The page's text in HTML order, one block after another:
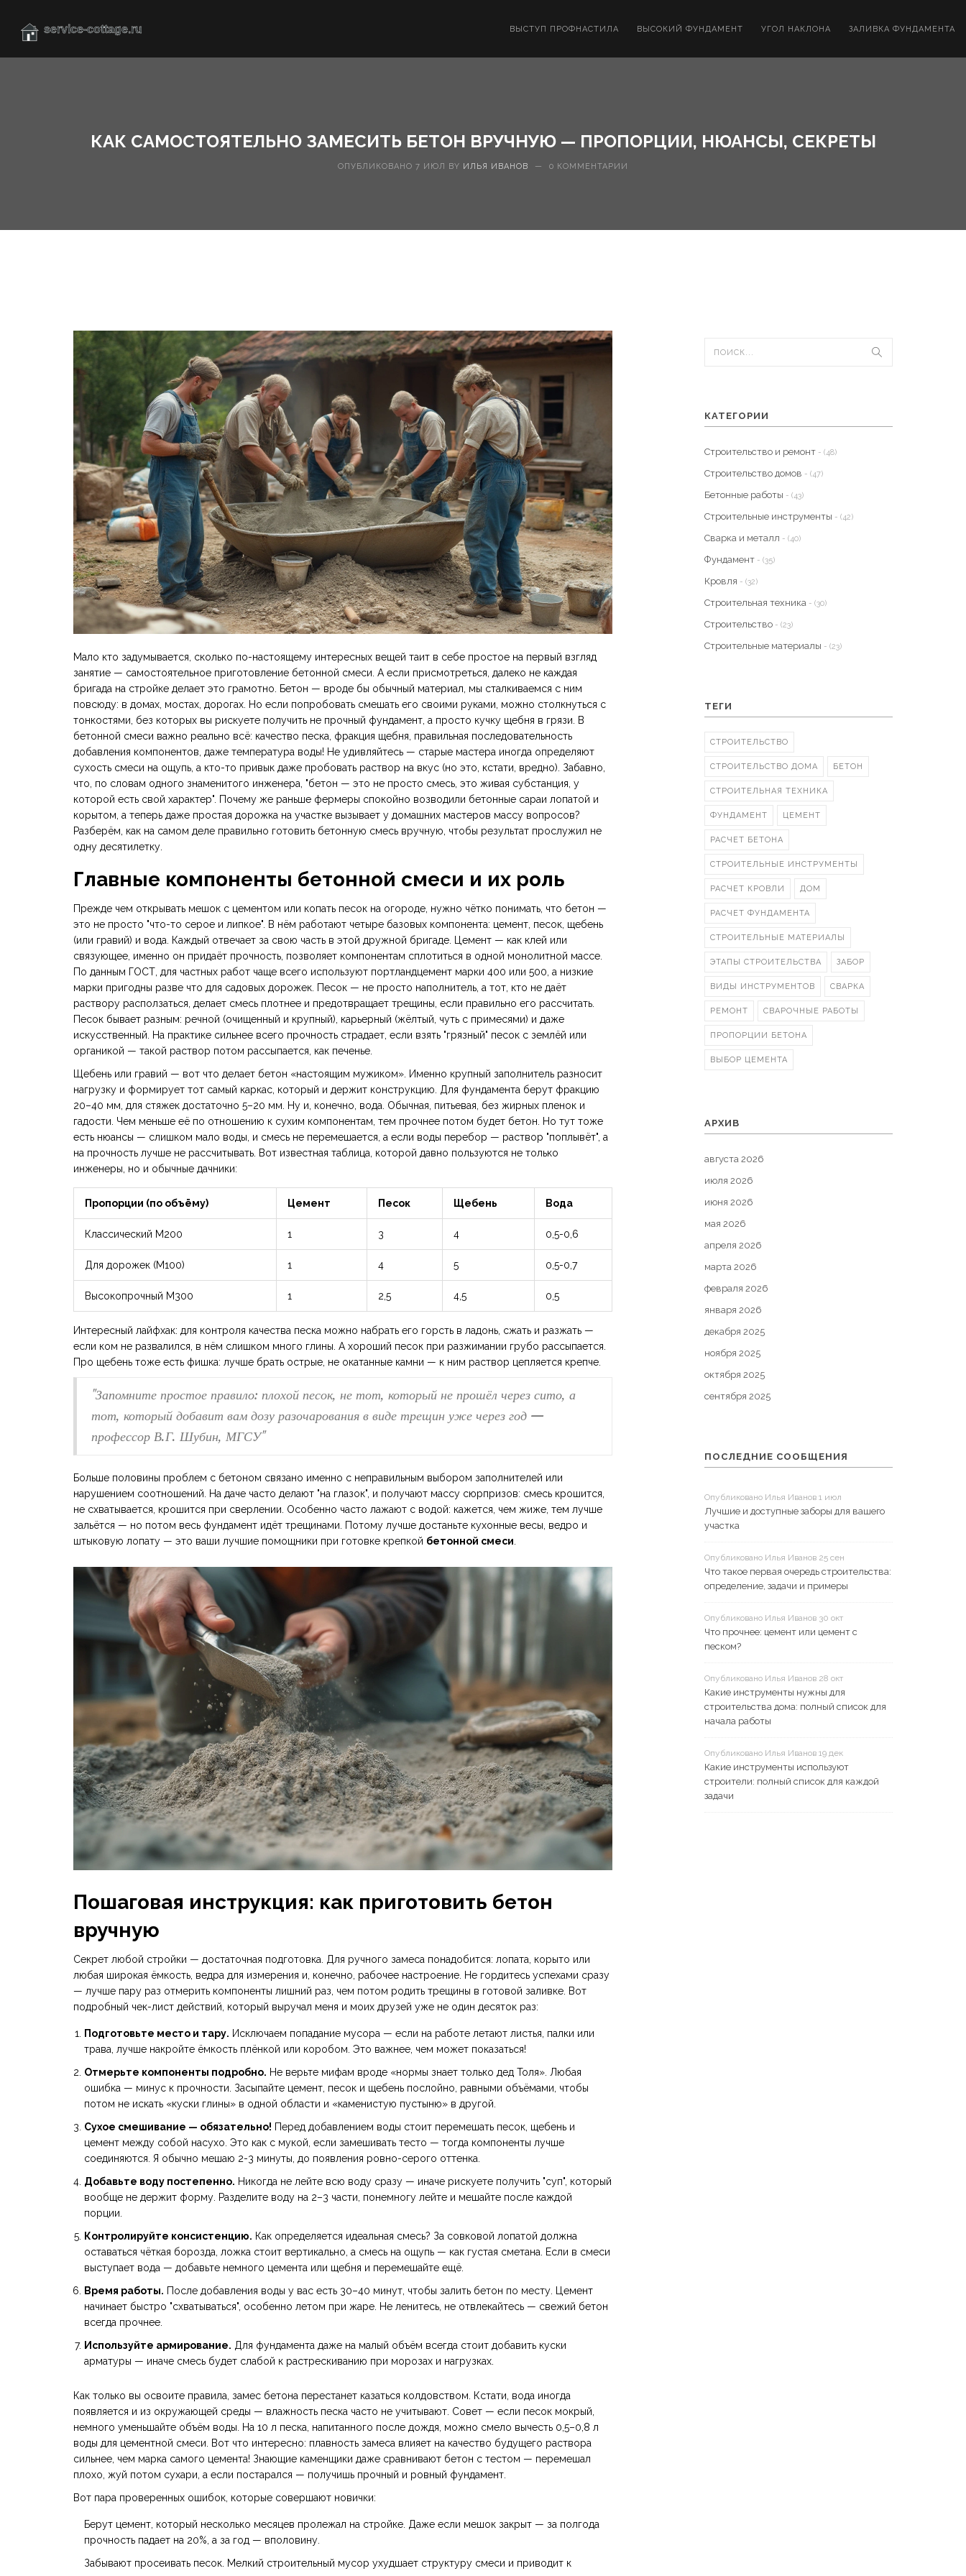
ВЫСТУП ПРОФНАСТИЛА ВЫСОКИЙ ФУНДАМЕНТ УГОЛ НАКЛОНА ЗАЛИВКА ФУНДАМЕНТА
КАК САМОСТОЯТЕЛЬНО ЗАМЕСИТЬ БЕТОН ВРУЧНУЮ — ПРОПОРЦИИ, НЮАНСЫ, СЕКРЕТЫ
ОПУБЛИКОВАНО 7 ИЮЛ BY ИЛЬЯ ИВАНОВ — 0 КОММЕНТАРИИ
Мало кто задумывается, сколько по-настоящему интересных вещей таит в себе простое на первый взгляд
занятие — самостоятельное приготовление бетонной смеси. А если присмотреться, далеко не каждая
бригада на стройке делает это грамотно. Бетон — вроде бы обычный материал, мы сталкиваемся с ним
повсюду: в домах, мостах, дорогах. Но если попробовать смешать его своими руками, можно столкнуться с
тонкостями, без которых вы рискуете получить не прочный фундамент, а просто кучку щебня в грязи. В
бетонной смеси важно реально всё: качество песка, фракция щебня, правильная последовательность
добавления компонентов, даже температура воды! Не удивляйтесь — старые мастера иногда определяют
сухость смеси на ощупь, а кто-то привык даже пробовать раствор на вкус (но это, кстати, вредно). Забавно,
что, по словам одного знаменитого инженера, "бетон — это не просто смесь, это живая субстанция, у
которой есть свой характер". Почему же раньше фермеры спокойно возводили бетонные сараи лопатой и
корытом, а теперь даже простая дорожка на участке вызывает у домашних мастеров массу вопросов?
Разберём, как на самом деле правильно готовить бетонную смесь вручную, чтобы результат прослужил не
одну десятилетку.
Главные компоненты бетонной смеси и их роль
Прежде чем открывать мешок с цементом или копать песок на огороде, нужно чётко понимать, что бетон —
это не просто "что-то серое и липкое". В нём работают четыре базовых компонента: цемент, песок, щебень
(или гравий) и вода. Каждый отвечает за свою часть в этой дружной бригаде. Цемент — как клей или
связующее, именно он придаёт прочность, позволяет компонентам сплотиться в одной монолитной массе.
По данным ГОСТ, для частных работ чаще всего используют портландцемент марки 400 или 500, а низкие
марки пригодны разве что для садовых дорожек. Песок — не просто наполнитель, а тот, кто не даёт
раствору расползаться, делает смесь плотнее и предотвращает трещины, если правильно его рассчитать.
Песок бывает разным: речной (очищенный и крупный), карьерный (жёлтый, чуть с примесями) и даже
искусственный. На практике сильнее всего прочность страдает, если взять "грязный" песок с землёй или
органикой — такой раствор потом рассыпается, как печенье.
Щебень или гравий — вот что делает бетон «настоящим мужиком». Именно крупный заполнитель разносит
нагрузку и формирует тот самый каркас, который и держит конструкцию. Для фундамента берут фракцию
20–40 мм, для стяжек достаточно 5–20 мм. Ну и, конечно, вода. Обычная, питьевая, без жирных пленок и
гадости. Чем меньше её по отношению к сухим компонентам, тем прочнее потом будет бетон. Но тут тоже
есть нюансы — слишком мало воды, и смесь не перемешается, а если воды перебор — раствор "поплывёт", а
на прочность лучше не рассчитывать. Вот известная таблица, которой давно пользуются не только
инженеры, но и обычные дачники:
Пропорции (по объёму) Цемент Песок Щебень Вода
Классический М200 1 3 4 0,5-0,6
Для дорожек (М100) 1 4 5 0,5-0,7
Высокопрочный М300 1 2,5 4,5 0,5
Интересный лайфхак: для контроля качества песка можно набрать его горсть в ладонь, сжать и разжать —
если ком не развалился, в нём слишком много глины. А хороший песок при разжимании грубо рассыпается.
Про щебень тоже есть фишка: лучше брать острые, не окатанные камни — к ним раствор цепляется крепче.
"Запомните простое правило: плохой песок, не тот, который не прошёл через сито, а
тот, который добавит вам дозу разочарования в виде трещин уже через год —
профессор В.Г. Шубин, МГСУ"
Больше половины проблем с бетоном связано именно с неправильным выбором заполнителей или
нарушением соотношений. На даче часто делают "на глазок", и получают массу сюрпризов: смесь крошится,
не схватывается, крошится при сверлении. Особенно часто лажают с водой: кажется, чем жиже, тем лучше
зальётся — но потом весь фундамент идёт трещинами. Потому лучше достаньте кухонные весы, ведро и
штыковую лопату — это ваши лучшие помощники при готовке крепкой бетонной смеси
Пошаговая инструкция: как приготовить бетон
вручную
Секрет любой стройки — достаточная подготовка. Для ручного замеса понадобится: лопата, корыто или
любая широкая ёмкость, ведра для измерения и, конечно, рабочее настроение. Не гордитесь успехами сразу
— лучше пару раз отмерить компоненты лишний раз, чем потом родить трещины в готовой заливке. Вот
подробный чек-лист действий, который выручал меня и моих друзей уже не один десяток раз:
Подготовьте место и тару. Исключаем попадание мусора — если на работе летают листья, палки или
трава, лучше накройте ёмкость плёнкой или коробом. Это важнее, чем может показаться!
Отмерьте компоненты подробно. Не верьте мифам вроде «нормы знает только дед Толя». Любая
ошибка — минус к прочности. Засыпайте цемент, песок и щебень послойно, равными объёмами, чтобы
потом не искать «куски глины» в одной области и «каменистую пустыню» в другой.
Сухое смешивание — обязательно! Перед добавлением воды стоит перемешать песок, щебень и
цемент между собой насухо. Это как с мукой, если замешивать тесто — тогда компоненты лучше
соединяются. Я обычно мешаю 2-3 минуты, до появления ровно-серого оттенка.
Добавьте воду постепенно. Никогда не лейте всю воду сразу — иначе рискуете получить "суп", который
вообще не держит форму. Разделите воду на 2–3 части, понемногу лейте и мешайте после каждой
порции.
Контролируйте консистенцию. Как определяется идеальная смесь? За совковой лопатой должна
оставаться чёткая борозда, ложка стоит вертикально, а смесь на ощупь — как густая сметана. Если в смеси
выступает вода — добавьте немного цемента или щебня и перемешайте ещё.
Время работы. После добавления воды у вас есть 30–40 минут, чтобы залить бетон по месту. Цемент
начинает быстро "схватываться", особенно летом при жаре. Не ленитесь, не отвлекайтесь — свежий бетон
всегда прочнее.
Используйте армирование. Для фундамента даже на малый объём всегда стоит добавить куски
арматуры — иначе смесь будет слабой к растрескиванию при морозах и нагрузках.
Как только вы освоите правила, замес бетона перестанет казаться колдовством. Кстати, вода иногда
появляется и из окружающей среды — влажность песка часто не учитывают. Совет — если песок мокрый,
немного уменьшайте объём воды. На 10 л песка, напитанного после дождя, можно смело вычесть 0,5–0,8 л
воды для цементной смеси. Вот что интересно: плавность замеса влияет на качество будущего раствора
сильнее, чем марка самого цемента! Знающие каменщики даже сравнивают бетон с тестом — перемешал
плохо, жуй потом сухари, а если постарался — получишь прочный и ровный фундамент.
Вот пара проверенных ошибок, которые совершают новички:
Берут цемент, который несколько месяцев пролежал на стройке. Даже если мешок закрыт — за полгода
прочность падает на 20%, а за год — вполовину.
Забывают просеивать песок. Мелкий строительный мусор ухудшает структуру смеси и приводит к
КАТЕГОРИИ
Строительство и ремонт - (48)
Строительство домов - (47)
Бетонные работы - (43)
Строительные инструменты - (42)
Сварка и металл - (40)
Фундамент - (35)
Кровля - (32)
Строительная техника - (30)
Строительство - (23)
Строительные материалы - (23)
ТЕГИ
СТРОИТЕЛЬСТВО
СТРОИТЕЛЬСТВО ДОМА БЕТОН
СТРОИТЕЛЬНАЯ ТЕХНИКА
ФУНДАМЕНТ ЦЕМЕНТ
РАСЧЕТ БЕТОНА
СТРОИТЕЛЬНЫЕ ИНСТРУМЕНТЫ
РАСЧЕТ КРОВЛИ ДОМ
РАСЧЕТ ФУНДАМЕНТА
СТРОИТЕЛЬНЫЕ МАТЕРИАЛЫ
ЭТАПЫ СТРОИТЕЛЬСТВА ЗАБОР
ВИДЫ ИНСТРУМЕНТОВ СВАРКА
РЕМОНТ СВАРОЧНЫЕ РАБОТЫ
ПРОПОРЦИИ БЕТОНА
ВЫБОР ЦЕМЕНТА
АРХИВ
августа 2026
июля 2026
июня 2026
мая 2026
апреля 2026
марта 2026
февраля 2026
января 2026
декабря 2025
ноября 2025
октября 2025
сентября 2025
ПОСЛЕДНИЕ СООБЩЕНИЯ
Опубликовано Илья Иванов 1 июл
Лучшие и доступные заборы для вашего
участка
Опубликовано Илья Иванов 25 сен
Что такое первая очередь строительства:
определение, задачи и примеры
Опубликовано Илья Иванов 30 окт
Что прочнее: цемент или цемент с
песком?
Опубликовано Илья Иванов 28 окт
Какие инструменты нужны для
строительства дома: полный список для
начала работы
Опубликовано Илья Иванов 19 дек
Какие инструменты используют
строители: полный список для каждой
задачи